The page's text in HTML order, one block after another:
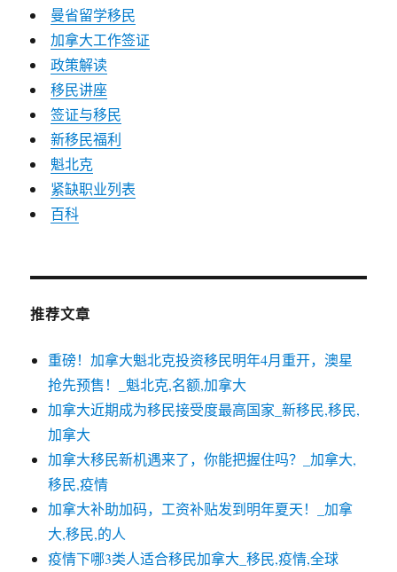
曼省留学移民
加拿大工作签证
政策解读
移民讲座
签证与移民
新移民福利
魁北克
紧缺职业列表
百科
推荐文章
重磅！加拿大魁北克投资移民明年4月重开，澳星
抢先预售！_魁北克,名额,加拿大
加拿大近期成为移民接受度最高国家_新移民,移民,
加拿大
加拿大移民新机遇来了，你能把握住吗？_加拿大,
移民,疫情
加拿大补助加码，工资补贴发到明年夏天！_加拿
大,移民,的人
疫情下哪3类人适合移民加拿大_移民,疫情,全球